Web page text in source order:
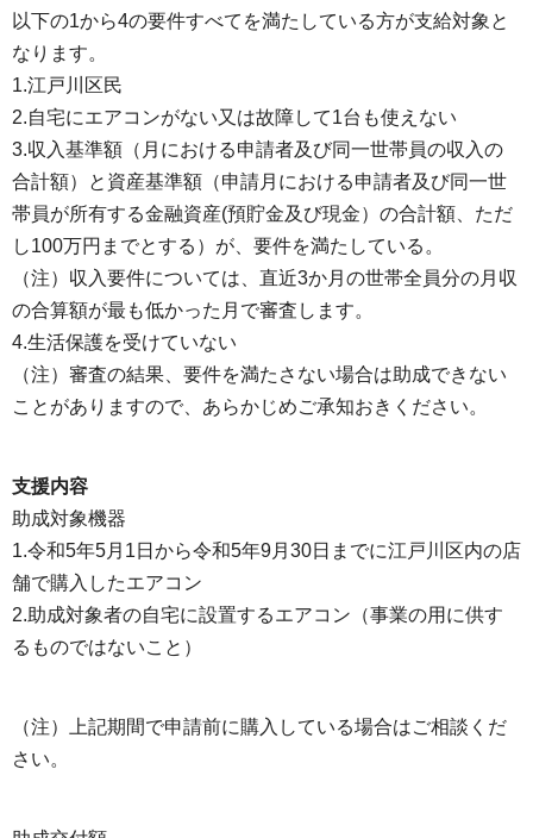
以下の1から4の要件すべてを満たしている方が支給対象と
なります。
1.江戸川区民
2.自宅にエアコンがない又は故障して1台も使えない
3.収入基準額（月における申請者及び同一世帯員の収入の
合計額）と資産基準額（申請月における申請者及び同一世
帯員が所有する金融資産(預貯金及び現金）の合計額、ただ
し100万円までとする）が、要件を満たしている。
（注）収入要件については、直近3か月の世帯全員分の月収
の合算額が最も低かった月で審査します。
4.生活保護を受けていない
（注）審査の結果、要件を満たさない場合は助成できない
ことがありますので、あらかじめご承知おきください。
支援内容
助成対象機器
1.令和5年5月1日から令和5年9月30日までに江戸川区内の店
舗で購入したエアコン
2.助成対象者の自宅に設置するエアコン（事業の用に供す
るものではないこと）
（注）上記期間で申請前に購入している場合はご相談くだ
さい。